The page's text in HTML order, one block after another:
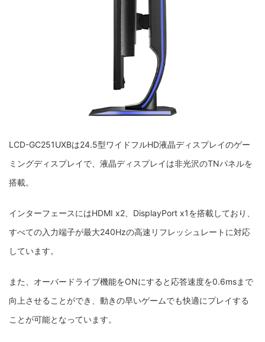
LCD-GC251UXBは24.5型ワイドフルHD液晶ディスプレイのゲー
ミングディスプレイで、液晶ディスプレイは非光沢のTNパネルを
搭載。
インターフェースにはHDMI x2、DisplayPort x1を搭載しており、
すべての入力端子が最大240Hzの高速リフレッシュレートに対応
しています。
また、オーバードライブ機能をONにすると応答速度を0.6msまで
向上させることができ、動きの早いゲームでも快適にプレイする
ことが可能となっています。